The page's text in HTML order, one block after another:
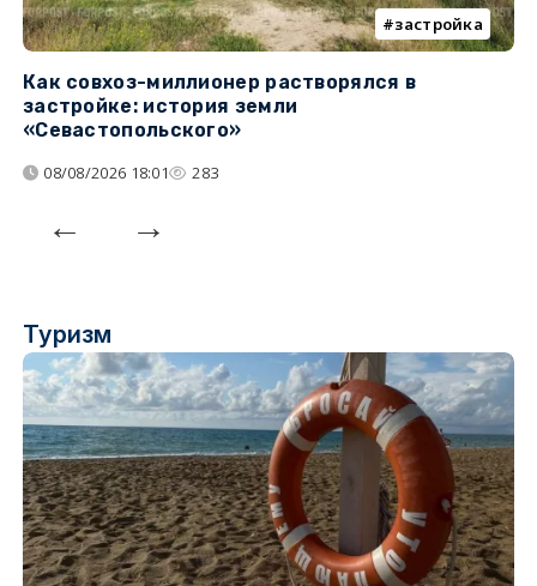
застройка
Как совхоз-миллионер растворялся в
застройке: история земли
«Севастопольского»
08/08/2026 18:01 283
Туризм